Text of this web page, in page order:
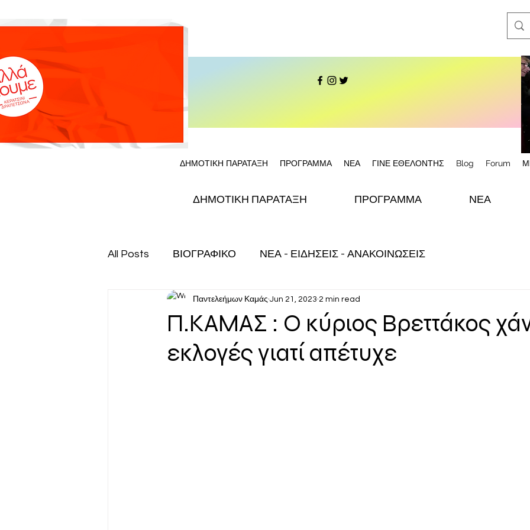
ΔΗΜΟΤΙΚΗ ΠΑΡΑΤΑΞΗ ΠΡΟΓΡΑΜΜΑ ΝΕΑ ΓΙΝΕ ΕΘΕΛΟΝΤΗΣ Blog Forum
ΔΗΜΟΤΙΚΗ ΠΑΡΑΤΑΞΗ ΠΡΟΓΡΑΜΜΑ ΝΕΑ
All Posts ΒΙΟΓΡΑΦΙΚΟ ΝΕΑ - ΕΙΔΗΣΕΙΣ - ΑΝΑΚΟΙΝΩΣΕΙΣ
Π.ΚΑΜΑΣ : Ο κύριος Βρεττάκος
εκλογές γιατί απέτυχε
Παντελεήμων Καμάς Jun 21, 2023 2 min read